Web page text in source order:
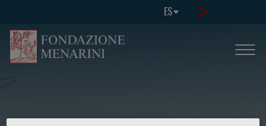
ES